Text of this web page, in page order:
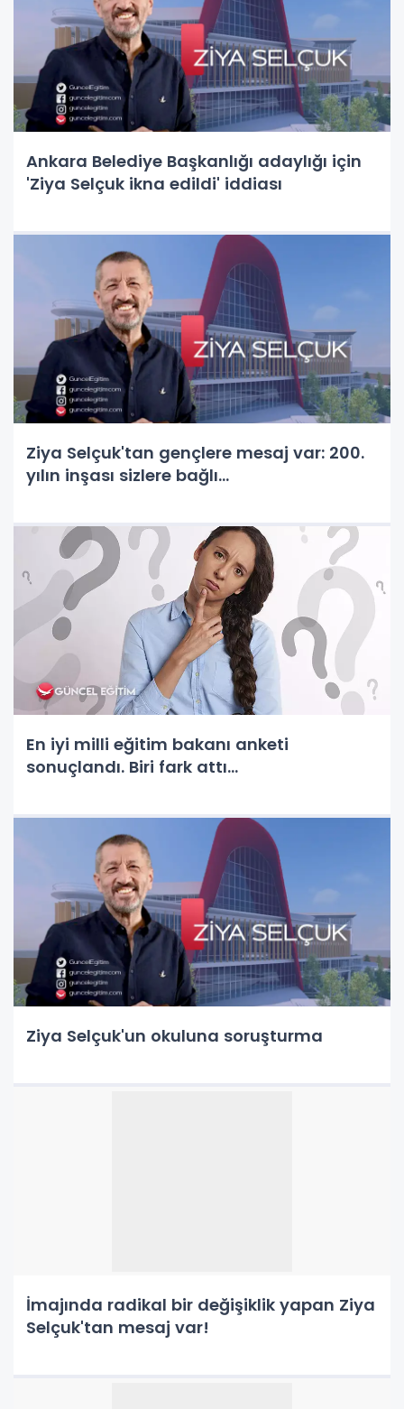
Ankara Belediye Başkanlığı adaylığı için
'Ziya Selçuk ikna edildi' iddiası
Ziya Selçuk'tan gençlere mesaj var: 200.
yılın inşası sizlere bağlı...
En iyi milli eğitim bakanı anketi
sonuçlandı. Biri fark attı...
Ziya Selçuk'un okuluna soruşturma
İmajında radikal bir değişiklik yapan Ziya
Selçuk'tan mesaj var!